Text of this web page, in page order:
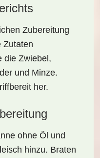
Zubereitung
Zutaten
die Zwiebel,
und Minze.
her.
ohne Öl und
hinzu. Braten